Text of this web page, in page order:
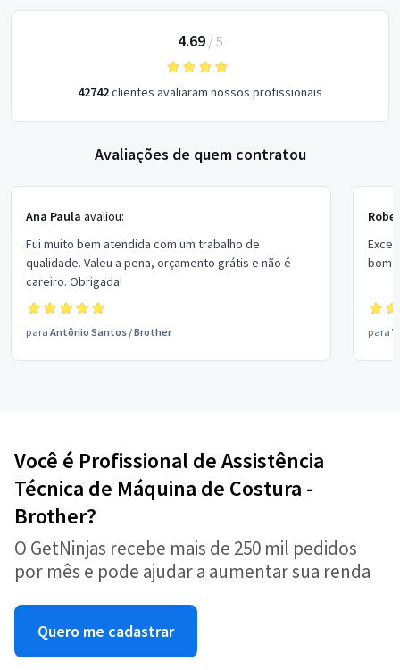
4.69/ 5
42742clientes avaliaram nossos profissionais
Avaliações de quem contratou
Ana Paula avaliou:
Fui muito bem atendida com um trabalho de
qualidade. Valeu a pena, orçamento grátis e não é
careiro. Obrigada!
para Antônio Santos /Brother
bom
para
Você é Profissional de Assistência
Técnica de Máquina de Costura -
Brother?
O GetNinjas recebe mais de 250 mil pedidos
por mês e pode ajudar a aumentar sua renda
Quero me cadastrar